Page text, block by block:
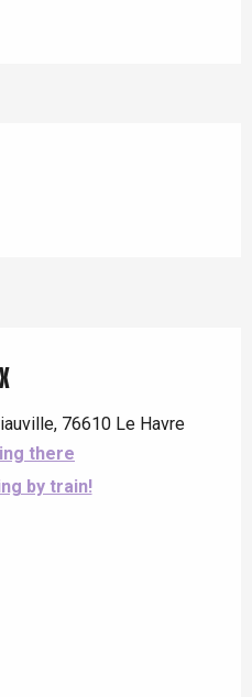
76610 Le Havre
there
by train!